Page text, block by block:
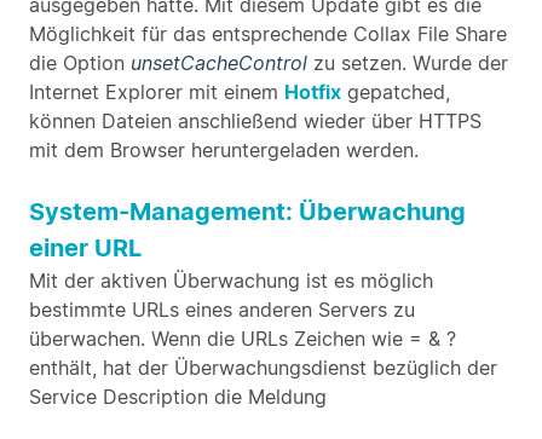
ausgegeben hatte. Mit diesem Update gibt es die
Möglichkeit für das entsprechende Collax File Share
die Option unsetCacheControl zu setzen. Wurde der
Internet Explorer mit einem Hotfix gepatched,
können Dateien anschließend wieder über HTTPS
mit dem Browser heruntergeladen werden.
System-Management: Überwachung
einer URL
Mit der aktiven Überwachung ist es möglich
bestimmte URLs eines anderen Servers zu
überwachen. Wenn die URLs Zeichen wie = & ?
enthält, hat der Überwachungsdienst bezüglich der
Service Description die Meldung